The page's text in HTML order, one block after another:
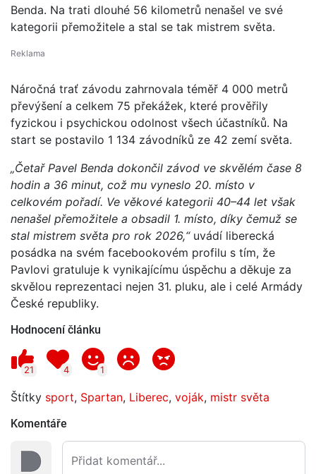
Benda. Na trati dlouhé 56 kilometrů nenašel ve své
kategorii přemožitele a stal se tak mistrem světa.
Náročná trať závodu zahrnovala téměř 4 000 metrů
převýšení a celkem 75 překážek, které prověřily
fyzickou i psychickou odolnost všech účastníků. Na
start se postavilo 1 134 závodníků ze 42 zemí světa.
„Četař Pavel Benda dokončil závod ve skvělém čase 8
hodin a 36 minut, což mu vyneslo 20. místo v
celkovém pořadí. Ve věkové kategorii 40–44 let však
nenašel přemožitele a obsadil 1. místo, díky čemuž se
stal mistrem světa pro rok 2026,“uvádí liberecká
posádka na svém facebookovém profilu s tím, že
Pavlovi gratuluje k vynikajícímu úspěchu a děkuje za
skvělou reprezentaci nejen 31. pluku, ale i celé Armády
České republiky.
Hodnocení článku
21 4 1
Štítky sport, Spartan, Liberec, voják, mistr světa
Komentáře